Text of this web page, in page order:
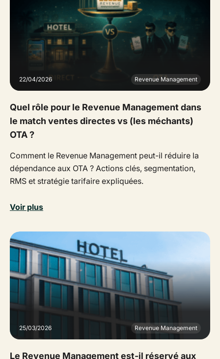
22/04/2026 Revenue Management
Quel rôle pour le Revenue Management dans
le match ventes directes vs (les méchants)
OTA ?
Comment le Revenue Management peut-il réduire la
dépendance aux OTA ? Actions clés, segmentation,
RMS et stratégie tarifaire expliquées.
Voir plus
25/03/2026 Revenue Management
Le Revenue Management est-il réservé aux